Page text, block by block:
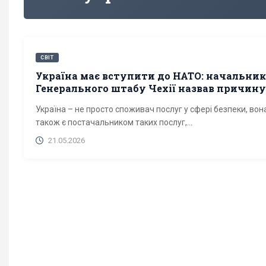
СВІТ
Україна має вступити до НАТО: начальник
Генерального штабу Чехії назвав причину
Україна – не просто споживач послуг у сфері безпеки,
також є постачальником таких послуг,...
21.05.2026